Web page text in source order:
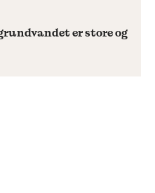
er store og